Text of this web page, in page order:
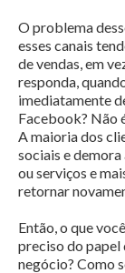
O problema
esses canais
de vendas, em
responda,
imediatamente
Facebook? Não
A maioria dos
sociais e
ou serviços e
retornar
Então, o que
preciso do papel
negócio? Como